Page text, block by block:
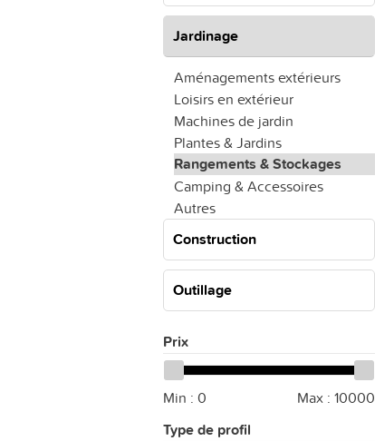
Jardinage
Aménagements extérieurs
Loisirs en extérieur
Machines de jardin
Plantes & Jardins
Rangements & Stockages
Camping & Accessoires
Autres
Construction
Outillage
Prix
Min : 0 Max : 10000
Type de profil